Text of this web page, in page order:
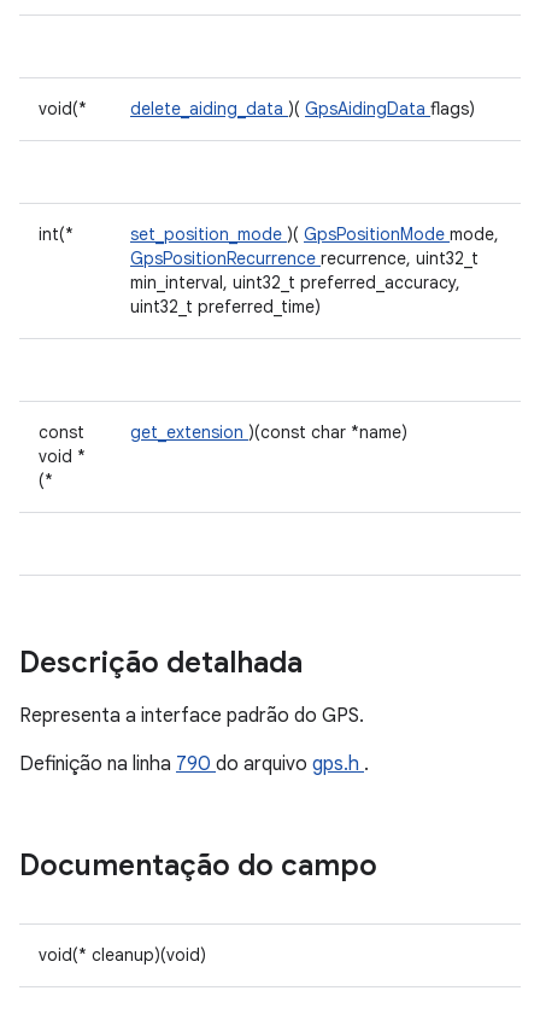
void(* delete_aiding_data )( GpsAidingData flags)
int(* set_position_mode )( GpsPositionMode mode,
GpsPositionRecurrence recurrence, uint32_t
min_interval, uint32_t preferred_accuracy,
uint32_t preferred_time)
const
void *
(*
get_extension )(const char *name)
Descrição detalhada
Representa a interface padrão do GPS.
Definição na linha 790 do arquivo gps.h .
Documentação do campo
void(* cleanup)(void)